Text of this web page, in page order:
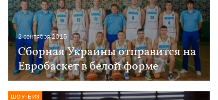
2 сентября 2015
Сборная Украины отправится на
Евробаскет в белой форме
ШОУ-БИЗ